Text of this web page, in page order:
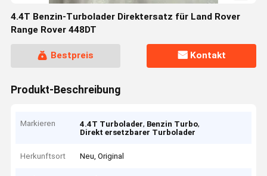
4.4T Benzin-Turbolader Direktersatz für Land Rover
Range Rover 448DT
Bestpreis Kontakt
Produkt-Beschreibung
Markieren 4.4T Turbolader, Benzin Turbo,
Direkt ersetzbarer Turbolader
Herkunftsort Neu, Original